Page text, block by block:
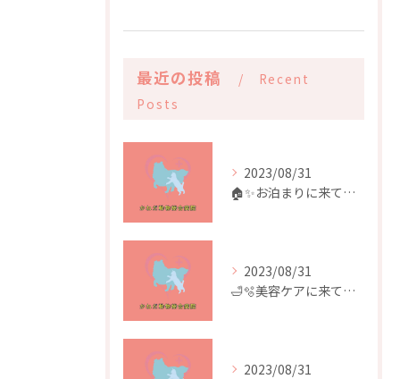
最近の投稿
Recent
Posts
2023/08/31
🏠✨️お泊まりに来てくれたお友達✨️🏠
2023/08/31
🛁🫧美容ケアに来てくれたお友達🫧🛁
2023/08/31